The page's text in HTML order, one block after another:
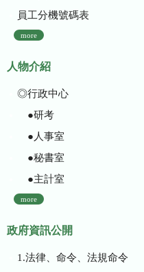
員工分機號碼表
more
人物介紹
◎行政中心
●研考
●人事室
●秘書室
●主計室
more
政府資訊公開
1.法律、命令、法規命令